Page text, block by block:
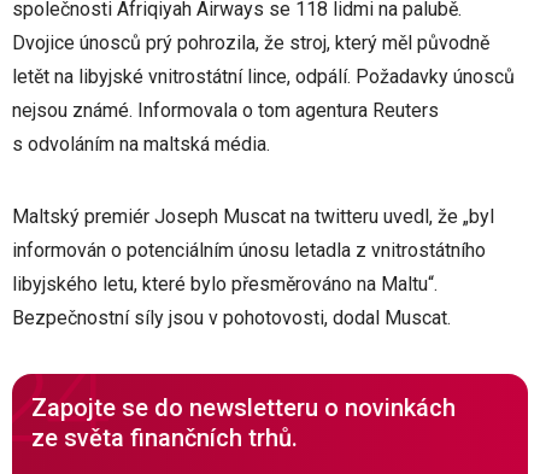
společnosti Afriqiyah Airways se 118 lidmi na palubě.
Dvojice únosců prý pohrozila, že stroj, který měl původně
letět na libyjské vnitrostátní lince, odpálí. Požadavky únosců
nejsou známé. Informovala o tom agentura Reuters
s odvoláním na maltská média.
Maltský premiér Joseph Muscat na twitteru uvedl, že „byl
informován o potenciálním únosu letadla z vnitrostátního
libyjského letu, které bylo přesměrováno na Maltu“.
Bezpečnostní síly jsou v pohotovosti, dodal Muscat.
Zapojte se do newsletteru o novinkách
ze světa finančních trhů.